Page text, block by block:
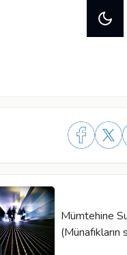
Mümtehine
(Münafıkların